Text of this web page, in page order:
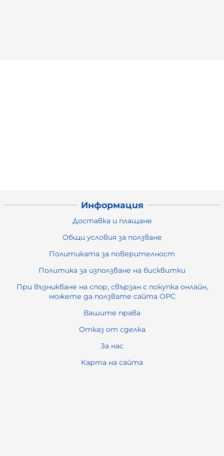
Информация
Доставка и плащане
Общи условия за ползване
Политиката за поверителност
Политика за използване на бисквитки
При възникване на спор, свързан с покупка онлайн,
можете да ползвате сайта ОРС
Вашите права
Отказ от сделка
За нас
Карта на сайта